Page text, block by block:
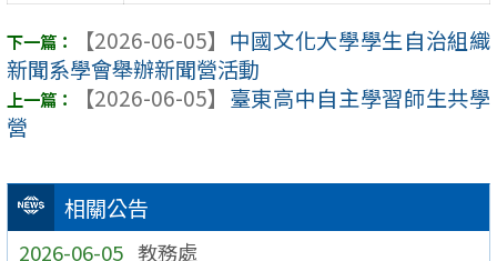
相關公告
2026-06-05 教務處
【2026-06-05】 中國文化大學學生自治組織
新聞系學會舉辦新聞營活動
【2026-06-05】 臺東高中自主學習師生共學
營